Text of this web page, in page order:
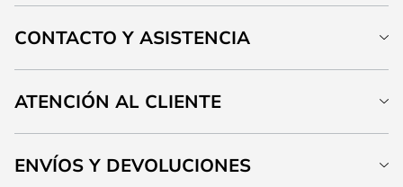
CONTACTO Y ASISTENCIA
ATENCIÓN AL CLIENTE
ENVÍOS Y DEVOLUCIONES